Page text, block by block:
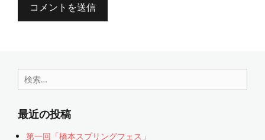
検
索:
最近の投稿
第一回「橋本スプリングフェス」